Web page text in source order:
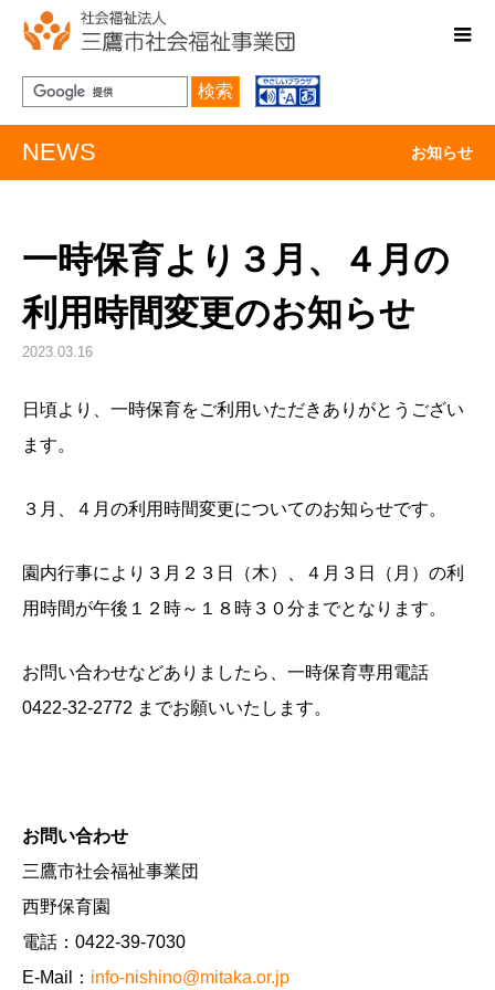
検索
NEWS お知らせ
一時保育より３月、４月の
利用時間変更のお知らせ
2023.03.16
日頃より、一時保育をご利用いただきありがとうござい
ます。
３月、４月の利用時間変更についてのお知らせです。
園内行事により３月２３日（木）、４月３日（月）の利
用時間が午後１２時～１８時３０分までとなります。
お問い合わせなどありましたら、一時保育専用電話
0422-32-2772 までお願いいたします。
お問い合わせ
三鷹市社会福祉事業団
西野保育園
電話：0422-39-7030
E-Mail： info-nishino@mitaka.or.jp